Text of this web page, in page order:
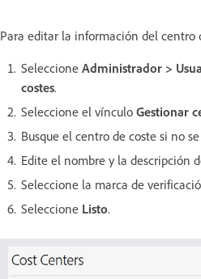
Para editar la información del centro
Seleccione Administrador >
costes.
Seleccione el vínculo Gestionar
Busque el centro de coste si no
Edite el nombre y la descripción
Seleccione la marca de
Seleccione Listo.